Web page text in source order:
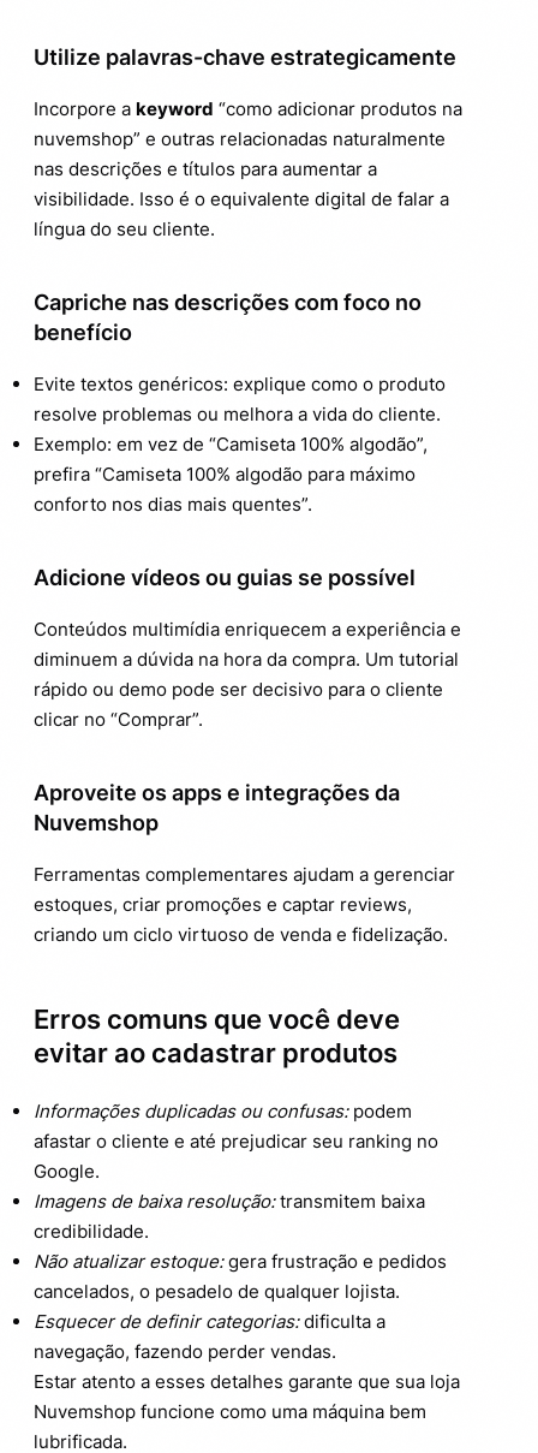
Utilize palavras-chave estrategicamente
Incorpore a keyword “como adicionar produtos na
nuvemshop” e outras relacionadas naturalmente
nas descrições e títulos para aumentar a
visibilidade. Isso é o equivalente digital de falar a
língua do seu cliente.
Capriche nas descrições com foco no
benefício
Evite textos genéricos: explique como o produto
resolve problemas ou melhora a vida do cliente.
Exemplo: em vez de “Camiseta 100% algodão”,
prefira “Camiseta 100% algodão para máximo
conforto nos dias mais quentes”.
Adicione vídeos ou guias se possível
Conteúdos multimídia enriquecem a experiência e
diminuem a dúvida na hora da compra. Um tutorial
rápido ou demo pode ser decisivo para o cliente
clicar no “Comprar”.
Aproveite os apps e integrações da
Nuvemshop
Ferramentas complementares ajudam a gerenciar
estoques, criar promoções e captar reviews,
criando um ciclo virtuoso de venda e fidelização.
Erros comuns que você deve
evitar ao cadastrar produtos
Informações duplicadas ou confusas:podem
afastar o cliente e até prejudicar seu ranking no
Google.
Imagens de baixa resolução:transmitem baixa
credibilidade.
Não atualizar estoque:gera frustração e pedidos
cancelados, o pesadelo de qualquer lojista.
Esquecer de definir categorias:dificulta a
navegação, fazendo perder vendas.
Estar atento a esses detalhes garante que sua loja
Nuvemshop funcione como uma máquina bem
lubrificada.